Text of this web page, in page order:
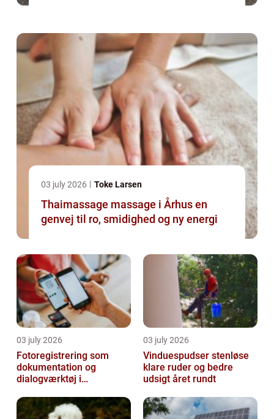
03 july 2026 Toke Larsen
Thaimassage massage i Århus en
genvej til ro, smidighed og ny energi
03 july 2026
Fotoregistrering som
dokumentation og
dialogværktøj i
03 july 2026
Vinduespudser stenløse
klare ruder og bedre
udsigt året rundt